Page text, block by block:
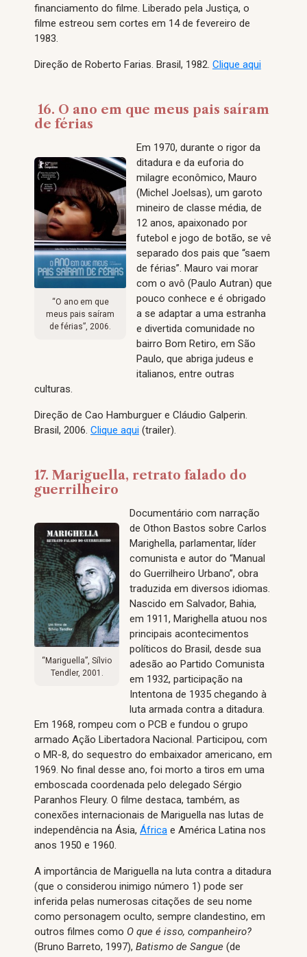
financiamento do filme. Liberado pela Justiça, o
filme estreou sem cortes em 14 de fevereiro de
1983.
Direção de Roberto Farias. Brasil, 1982. Clique aqui
16. O ano em que meus pais saíram
de férias
“O ano em que
meus pais saíram
de férias”, 2006.
Em 1970, durante o rigor da
ditadura e da euforia do
milagre econômico, Mauro
(Michel Joelsas), um garoto
mineiro de classe média, de
12 anos, apaixonado por
futebol e jogo de botão, se vê
separado dos pais que “saem
de férias”. Mauro vai morar
com o avô (Paulo Autran) que
pouco conhece e é obrigado
a se adaptar a uma estranha
e divertida comunidade no
bairro Bom Retiro, em São
Paulo, que abriga judeus e
italianos, entre outras
culturas.
Direção de Cao Hamburguer e Cláudio Galperin.
Brasil, 2006. Clique aqui (trailer).
17. Mariguella, retrato falado do
guerrilheiro
“Mariguella”, Sílvio
Tendler, 2001.
Documentário com narração
de Othon Bastos sobre Carlos
Marighella, parlamentar, líder
comunista e autor do “Manual
do Guerrilheiro Urbano”, obra
traduzida em diversos idiomas.
Nascido em Salvador, Bahia,
em 1911, Marighella atuou nos
principais acontecimentos
políticos do Brasil, desde sua
adesão ao Partido Comunista
em 1932, participação na
Intentona de 1935 chegando à
luta armada contra a ditadura.
Em 1968, rompeu com o PCB e fundou o grupo
armado Ação Libertadora Nacional. Participou, com
o MR-8, do sequestro do embaixador americano, em
1969. No final desse ano, foi morto a tiros em uma
emboscada coordenada pelo delegado Sérgio
Paranhos Fleury. O filme destaca, também, as
conexões internacionais de Mariguella nas lutas de
independência na Ásia, África e América Latina nos
anos 1950 e 1960.
A importância de Mariguella na luta contra a ditadura
(que o considerou inimigo número 1) pode ser
inferida pelas numerosas citações de seu nome
como personagem oculto, sempre clandestino, em
outros filmes como O que é isso, companheiro?
(Bruno Barreto, 1997), Batismo de Sangue (de